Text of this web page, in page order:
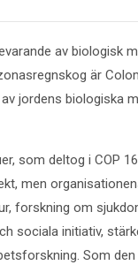
av biologisk
är
jordens biologiska
som deltog i COP
men
forskning om
sociala initiativ,
Som